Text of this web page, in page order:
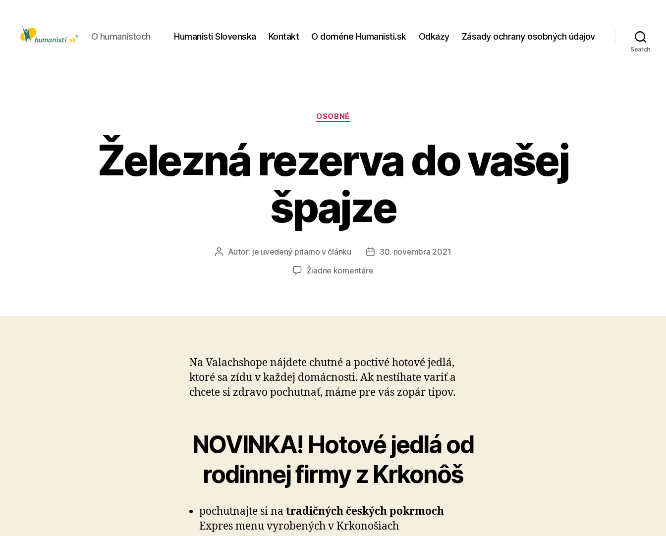
O humanistoch Humanisti Slovenska Kontakt O doméne Humanisti.sk Odkazy Zásady ochrany osobných údajov
Search
Kategórie
OSOBNÉ
Železná rezerva do vašej
špajze
AutorAutor: je uvedený priamo v článku
Dátum30. novembra 2021
Žiadne komentárena
vašej
Na Valachshope nájdete chutné a poctivé hotové jedlá,
ktoré sa zídu v každej domácnosti. Ak nestíhate variť a
chcete si zdravo pochutnať, máme pre vás zopár tipov.
NOVINKA! Hotové jedlá od
rodinnej firmy z Krkonôš
pochutnajte si na tradičných českých pokrmoch
Expres menu vyrobených v Krkonošiach